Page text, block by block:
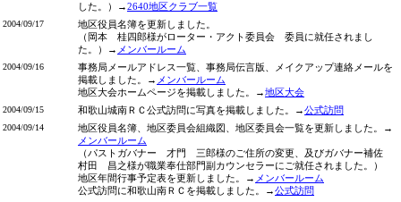
した。）→2640地区クラブ一覧
2004/09/17
地区役員名簿を更新しました。
（岡本 桂四郎様がローター・アクト委員会 委員に就任されまし
た。）→ メンバールーム
2004/09/16
事務局メールアドレス一覧、事務局伝言版、メイクアップ連絡メールを
掲載しました。→ メンバールーム
地区大会ホームページを掲載しました。→地区大会
2004/09/15 和歌山城南ＲＣ公式訪問に写真を掲載しました。→公式訪問
2004/09/14
地区役員名簿、地区委員会組織図、地区委員会一覧を更新しました。→
メンバールーム
（パストガバナー 才門 三郎様のご住所の変更、及びガバナー補佐
村田 昌之様が職業奉仕部門副カウンセラーにご就任されました。）
地区年間行事予定表を更新しました。→ メンバールーム
公式訪問に和歌山南ＲＣを掲載しました。→公式訪問